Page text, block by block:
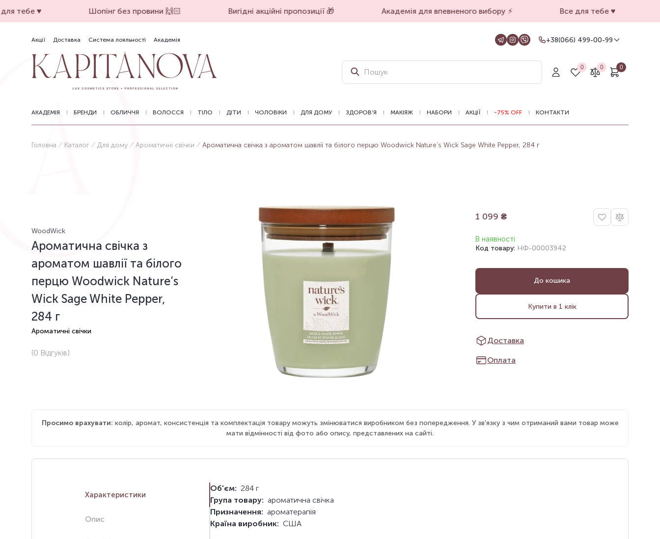
тебе ♥️ Шопінг без провини 🙌🏻 Вигідні акційні пропозиції 🎁 Академія для впевненого вибору ⚡️ Все для тебе ♥️
Акції Доставка Система лояльності Академія
+38(066) 499-00-99
Для замовлень на сайті
+38(099) 069-90-00
Магазин Харків
Оформлення замовлень на сайті
0 0 0
АКАДЕМІЯ БРЕНДИ ОБЛИЧЧЯ ВОЛОССЯ ТІЛО ДІТИ ЧОЛОВІКИ ДЛЯ ДОМУ ЗДОРОВ'Я МАКІЯЖ НАБОРИ АКЦІЇ -75% OFF КОНТАКТИ
Головна Каталог Для дому Ароматичні свічки Ароматична свічка з ароматом шавлії та білого перцю Woodwick Nature’s Wick Sage White Pepper, 284 г
WoodWick
Ароматична свічка з
ароматом шавлії та білого
перцю Woodwick Nature’s
Wick Sage White Pepper,
284 г
Ароматичні свічки
(0 Відгуків)
1 099 ₴
В наявності
Код товару: НФ-00003942
До кошика
Купити в 1 клік
Доставка
Оплата
Просимо врахувати: колір, аромат, консистенція та комплектація товару можуть змінюватися виробником без попередження. У зв'язку з чим отриманий вами товар може
мати відмінності від фото або опису, представлених на сайті.
Характеристики
Опис
Об'єм: 284 г
Група товару: ароматична свічка
Призначення: ароматерапія
Країна виробник: США